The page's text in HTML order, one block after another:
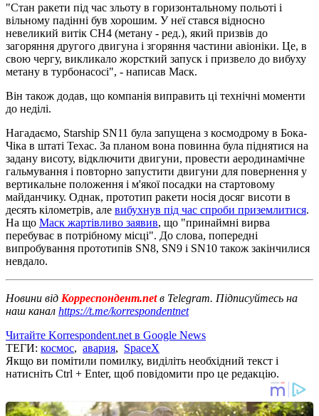
"Стан ракети під час зльоту в горизонтальному польоті і
вільному падінні був хорошим. У неї стався відносно
невеликий витік CH4 (метану - ред.), який призвів до
загоряння другого двигуна і згоряння частини авіоніки. Це, в
свою чергу, викликало жорсткий запуск і призвело до вибуху
метану в турбонасосі", - написав Маск.
Він також додав, що компанія виправить ці технічні моменти
до неділі.
Нагадаємо, Starship SN11 була запущена з космодрому в Бока-
Чіка в штаті Техас. За планом вона повинна була піднятися на
задану висоту, відключити двигуни, провести аеродинамічне
гальмування і повторно запустити двигуни для повернення у
вертикальне положення і м'якої посадки на стартовому
майданчику. Однак, прототип ракети носія досяг висоти в
десять кілометрів, але вибухнув під час спроби приземлитися.
На що Маск жартівливо заявив, що "принаймні вирва
перебуває в потрібному місці". До слова, попередні
випробування прототипів SN8, SN9 і SN10 також закінчилися
невдало.
Новини від Корреспондент.netв Telegram. Підписуйтесь на
наш канал https://t.me/korrespondentnet
Читайте Korrespondent.net в Google News
ТЕГИ: космос, авария, SpaceX
Якщо ви помітили помилку, виділіть необхідний текст і
натисніть Ctrl + Enter, щоб повідомити про це редакцію.